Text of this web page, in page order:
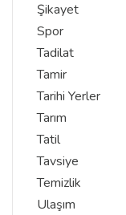
Şikayet
Spor
Tadilat
Tamir
Tarihi Yerler
Tarım
Tatil
Tavsiye
Temizlik
Ulaşım